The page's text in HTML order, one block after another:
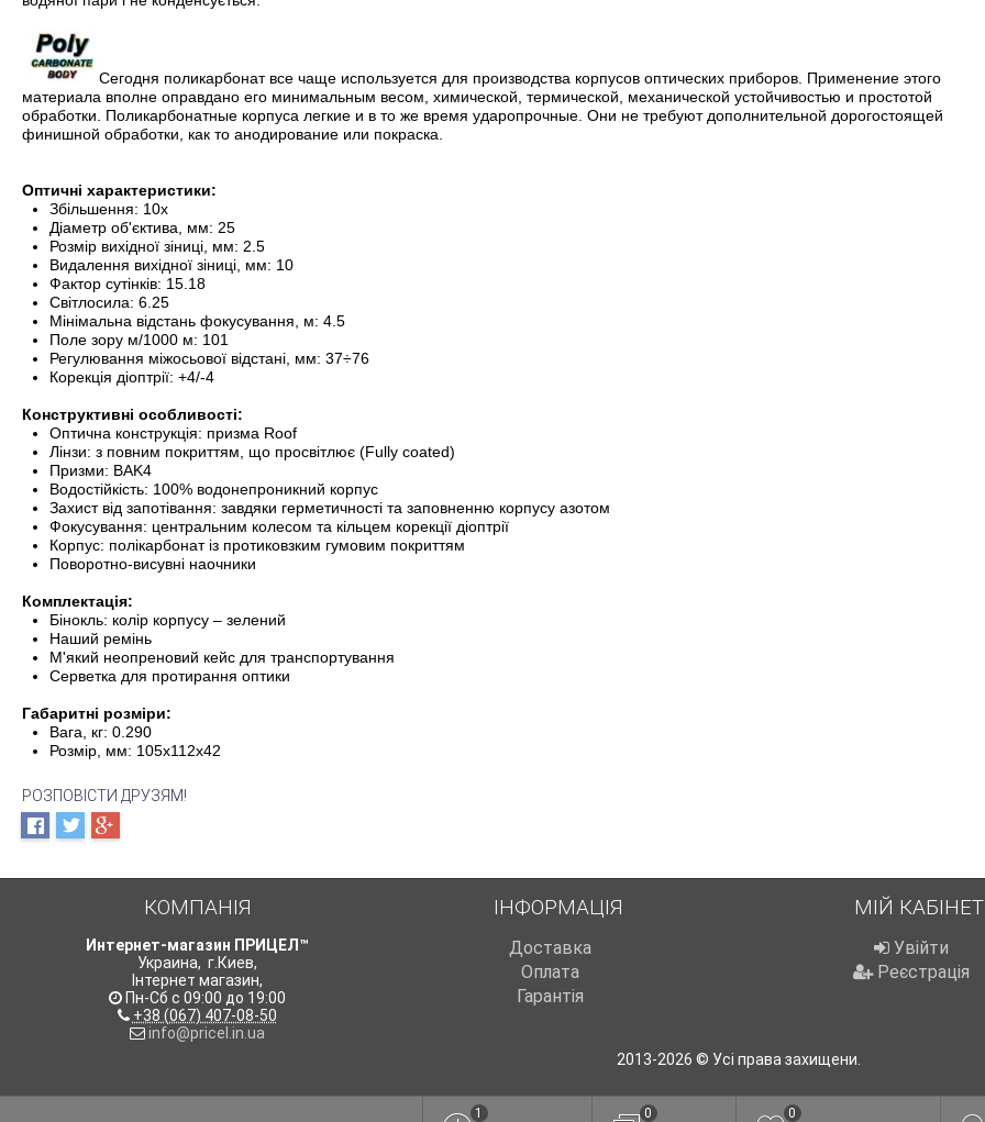
Сегодня поликарбонат все чаще используется для производства корпусов оптических приборов. Применение этого
материала вполне оправдано его минимальным весом, химической, термической, механической устойчивостью и простотой
обработки. Поликарбонатные корпуса легкие и в то же время ударопрочные. Они не требуют дополнительной дорогостоящей
финишной обработки, как то анодирование или покраска.
Оптичні характеристики:
Збільшення: 10x
Діаметр об'єктива, мм: 25
Розмір вихідної зіниці, мм: 2.5
Видалення вихідної зіниці, мм: 10
Фактор сутінків: 15.18
Світлосила: 6.25
Мінімальна відстань фокусування, м: 4.5
Поле зору м/1000 м: 101
Регулювання міжосьової відстані, мм: 37÷76
Корекція діоптрії: +4/-4
Конструктивні особливості:
Оптична конструкція: призма Roof
Лінзи: з повним покриттям, що просвітлює (Fully coated)
Призми: BAK4
Водостійкість: 100% водонепроникний корпус
Захист від запотівання: завдяки герметичності та заповненню корпусу азотом
Фокусування: центральним колесом та кільцем корекції діоптрії
Корпус: полікарбонат із протиковзким гумовим покриттям
Поворотно-висувні наочники
Комплектація:
Бінокль: колір корпусу – зелений
Наший ремінь
М'який неопреновий кейс для транспортування
Серветка для протирання оптики
Габаритні розміри:
Вага, кг: 0.290
Розмір, мм: 105x112х42
РОЗПОВІСТИ ДРУЗЯМ!
КОМПАНІЯ
Интернет-магазин ПРИЦЕЛ™
Украина, г.Киев,
Інтернет магазин,
Пн-Сб с 09:00 до 19:00
+38 (067) 407-08-50
info@pricel.in.ua
ІНФОРМАЦІЯ
Доставка
Оплата
Гарантія
МІЙ КАБІНЕТ
Увійти
Реєстрація
2013-2026 © Усі права захищени.
1 0 0